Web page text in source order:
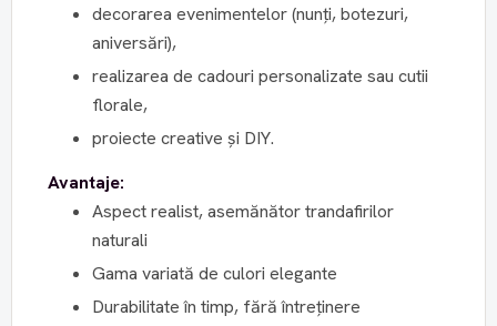
decorarea evenimentelor (nunți, botezuri,
aniversări),
realizarea de cadouri personalizate sau cutii
florale,
proiecte creative și DIY.
Avantaje:
Aspect realist, asemănător trandafirilor
naturali
Gama variată de culori elegante
Durabilitate în timp, fără întreținere